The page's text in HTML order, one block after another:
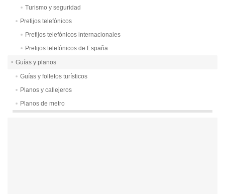
Turismo y seguridad
Prefijos telefónicos
Prefijos telefónicos internacionales
Prefijos telefónicos de España
Guías y planos
Guías y folletos turísticos
Planos y callejeros
Planos de metro